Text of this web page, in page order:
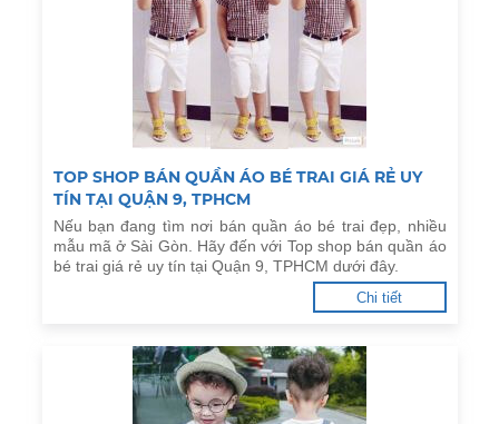
TOP SHOP BÁN QUẦN ÁO BÉ TRAI GIÁ RẺ UY
TÍN TẠI QUẬN 9, TPHCM
Nếu bạn đang tìm nơi bán quần áo bé trai đẹp, nhiều
mẫu mã ở Sài Gòn. Hãy đến với Top shop bán quần áo
bé trai giá rẻ uy tín tại Quận 9, TPHCM dưới đây.
Chi tiết